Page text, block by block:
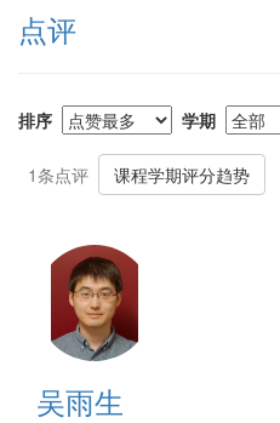
点评
排序 学期
1条点评 课程学期评分趋势
吴雨生